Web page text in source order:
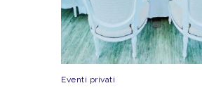
Eventi privati